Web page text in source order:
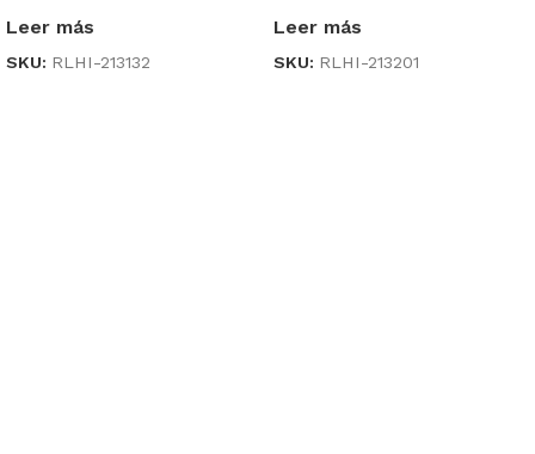
Leer más
SKU: RLHI-213132
Leer más
SKU: RLHI-213201